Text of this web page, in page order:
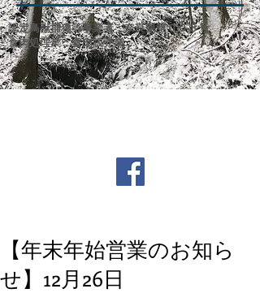
認定鳥獣捕獲等事業者：奈良県第００３号
食肉処理業：食肉販売業​
【年末年始営業のお知ら
せ】12月26日